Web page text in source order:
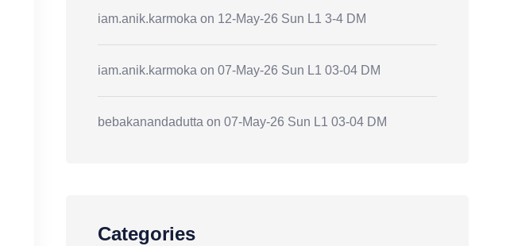
iam.anik.karmoka on 12-May-26 Sun L1 3-4 DM
iam.anik.karmoka on07-May-26 Sun L1 03-04 DM
bebakanandadutta on07-May-26 Sun L1 03-04 DM
Categories